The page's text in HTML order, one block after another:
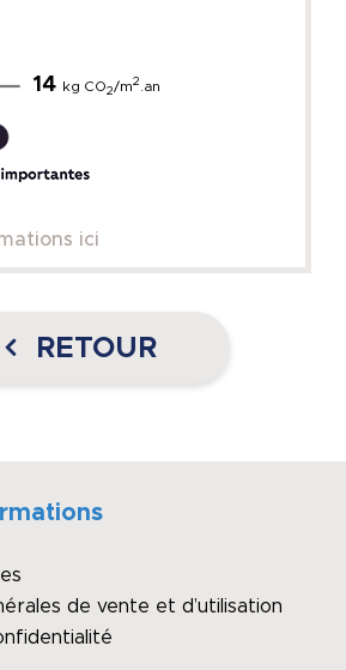
14 kg CO2/m2 .an
ici
RETOUR
de vente et d’utilisation